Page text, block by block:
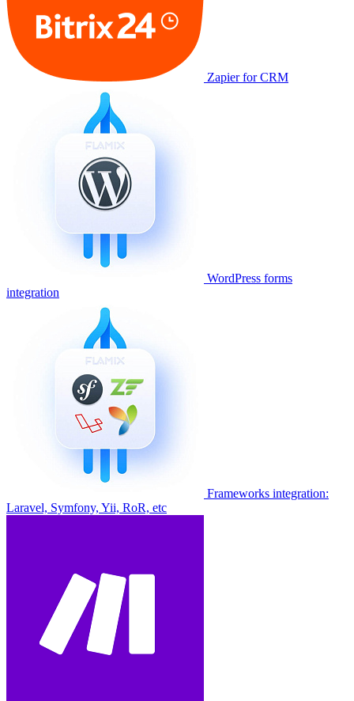
Zapier for CRM
WordPress forms
integration
Frameworks integration:
Laravel, Symfony, Yii, RoR, etc